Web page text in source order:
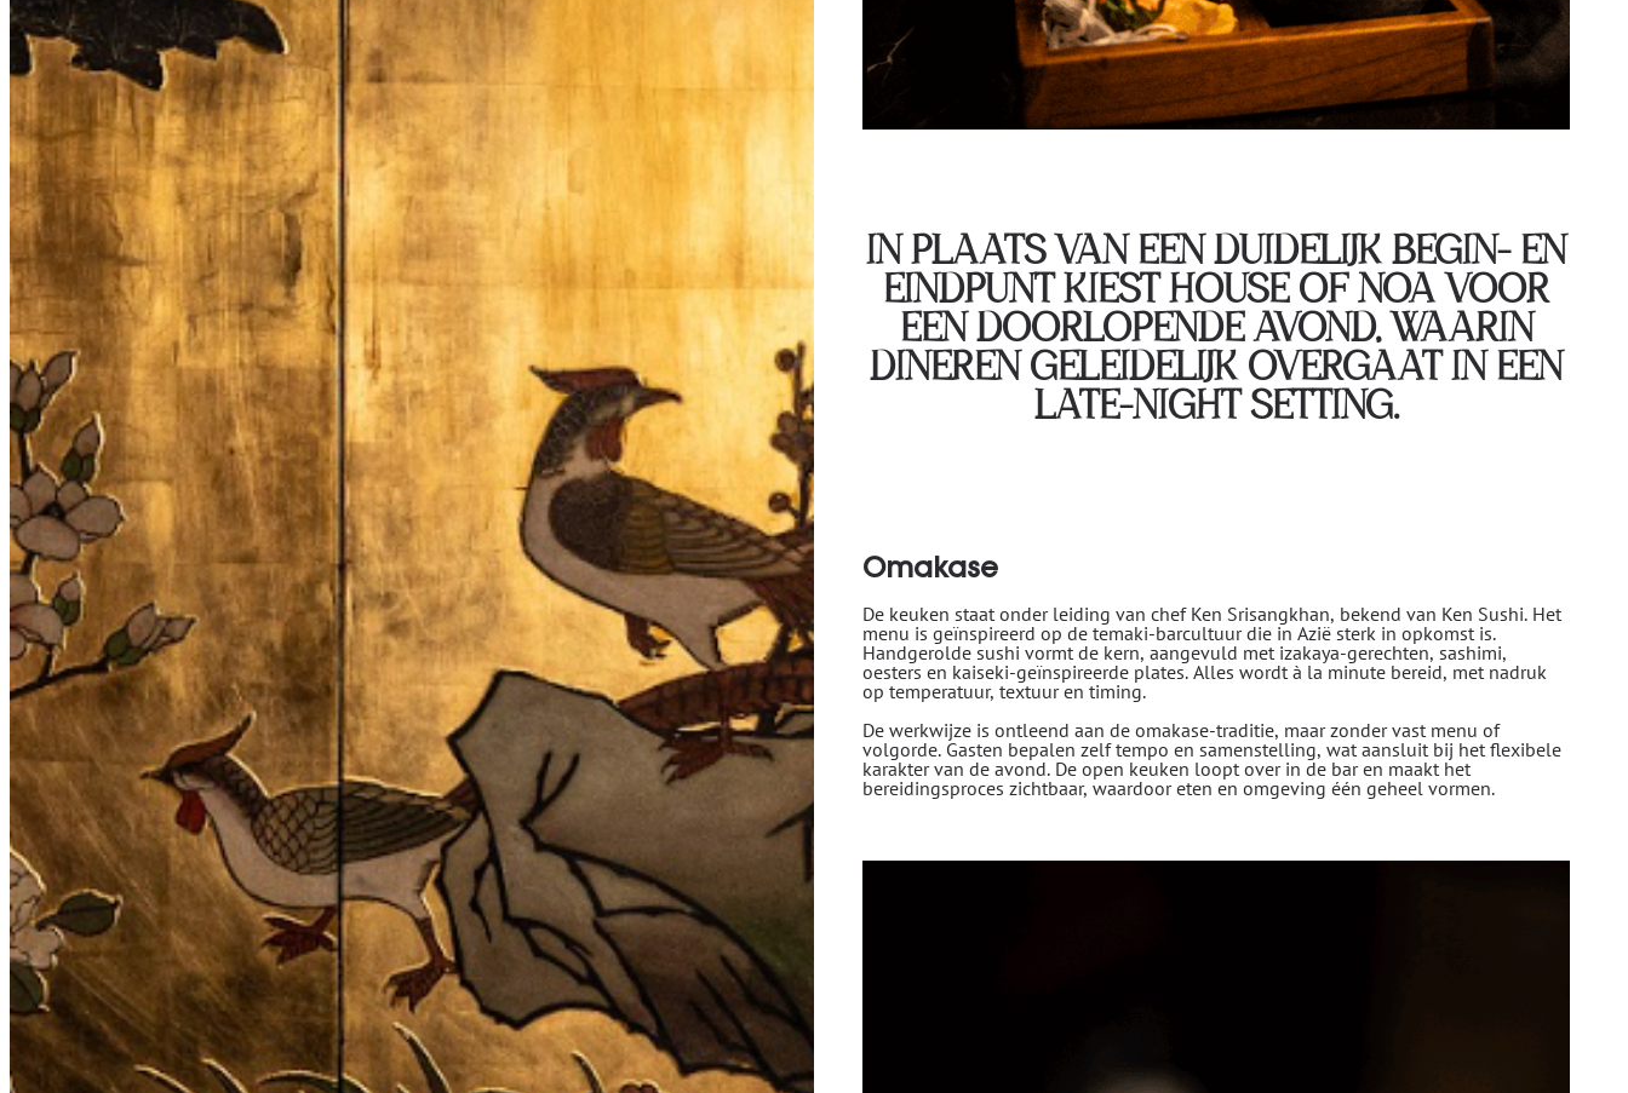
IN PLAATS VAN EEN DUIDELIJK BEGIN- EN
EINDPUNT KIEST HOUSE OF NOA VOOR
EEN DOORLOPENDE AVOND, WAARIN
DINEREN GELEIDELIJK OVERGAAT IN EEN
LATE-NIGHT SETTING.
Omakase
De keuken staat onder leiding van chef Ken Srisangkhan, bekend van Ken Sushi. Het
menu is geïnspireerd op de temaki-barcultuur die in Azië sterk in opkomst is.
Handgerolde sushi vormt de kern, aangevuld met izakaya-gerechten, sashimi,
oesters en kaiseki-geïnspireerde plates. Alles wordt à la minute bereid, met nadruk
op temperatuur, textuur en timing.
De werkwijze is ontleend aan de omakase-traditie, maar zonder vast menu of
volgorde. Gasten bepalen zelf tempo en samenstelling, wat aansluit bij het flexibele
karakter van de avond. De open keuken loopt over in de bar en maakt het
bereidingsproces zichtbaar, waardoor eten en omgeving één geheel vormen.